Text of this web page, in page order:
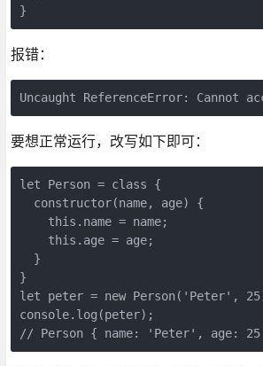
}
报错：
Uncaught ReferenceError:
要想正常运行，改写如下即可：
let Person = class {
  constructor(name, age) {
    this.name = name;
    this.age = age;
  }
}
let peter = new Person('Peter',
console.log(peter);
// Person { name: 'Peter', age: